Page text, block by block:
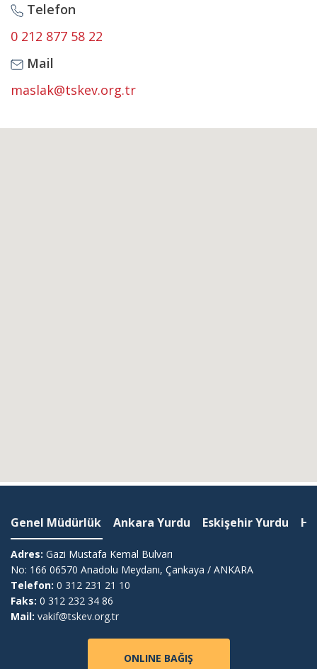
Telefon
0 212 877 58 22
Mail
maslak@tskev.org.tr
Genel Müdürlük Ankara Yurdu Eskişehir Yurdu
Adres: Gazi Mustafa Kemal Bulvarı
No: 166 06570 Anadolu Meydanı, Çankaya / ANKARA
Telefon: 0 312 231 21 10
Faks: 0 312 232 34 86
Mail: vakif@tskev.org.tr
ONLINE BAĞIŞ